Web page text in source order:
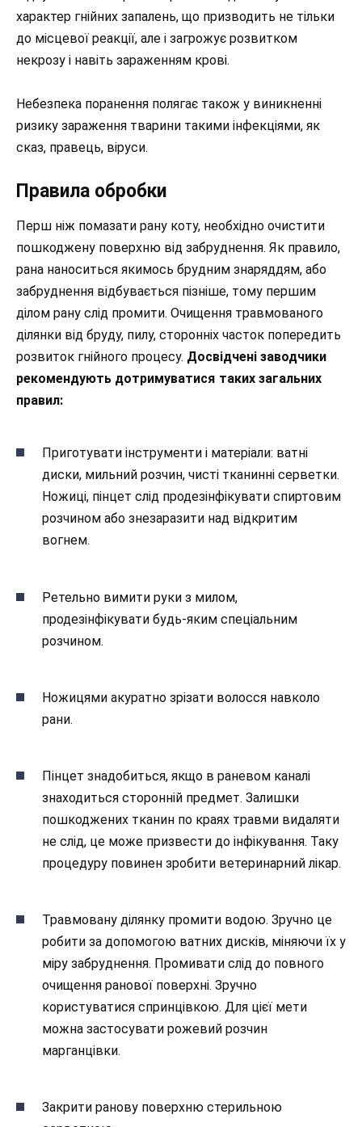
характер гнійних запалень, що призводить не тільки
до місцевої реакції, але і загрожує розвитком
некрозу і навіть зараженням крові.
Небезпека поранення полягає також у виникненні
ризику зараження тварини такими інфекціями, як
сказ, правець, віруси.
Правила обробки
Перш ніж помазати рану коту, необхідно очистити
пошкоджену поверхню від забруднення. Як правило,
рана наноситься якимось брудним знаряддям, або
забруднення відбувається пізніше, тому першим
ділом рану слід промити. Очищення травмованого
ділянки від бруду, пилу, сторонніх часток попередить
розвиток гнійного процесу. Досвідчені заводчики
рекомендують дотримуватися таких загальних
правил:
Приготувати інструменти і матеріали: ватні
диски, мильний розчин, чисті тканинні серветки.
Ножиці, пінцет слід продезінфікувати спиртовим
розчином або знезаразити над відкритим
вогнем.
Ретельно вимити руки з милом,
продезінфікувати будь-яким спеціальним
розчином.
Ножицями акуратно зрізати волосся навколо
рани.
Пінцет знадобиться, якщо в раневом каналі
знаходиться сторонній предмет. Залишки
пошкоджених тканин по краях травми видаляти
не слід, це може призвести до інфікування. Таку
процедуру повинен зробити ветеринарний лікар.
Травмовану ділянку промити водою. Зручно це
робити за допомогою ватних дисків, міняючи їх у
міру забруднення. Промивати слід до повного
очищення ранової поверхні. Зручно
користуватися спринцівкою. Для цієї мети
можна застосувати рожевий розчин
марганцівки.
Закрити ранову поверхню стерильною